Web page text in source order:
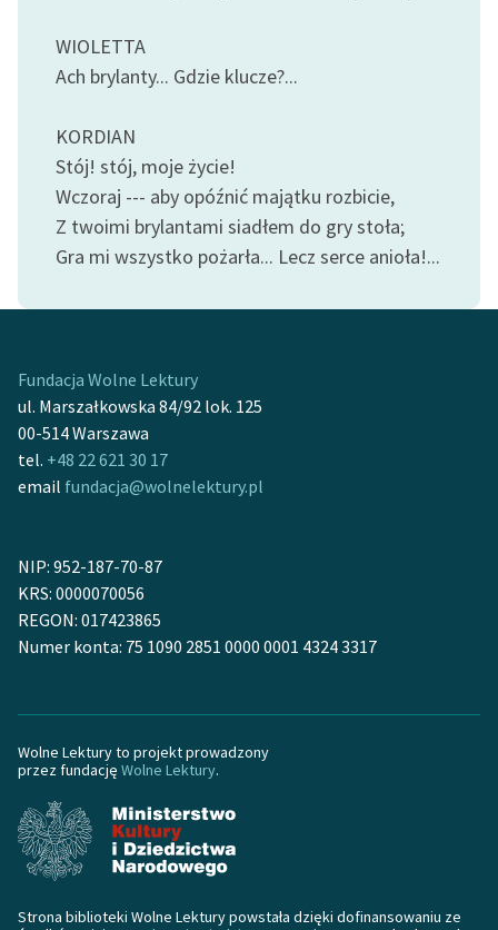
WIOLETTA
Ach brylanty... Gdzie klucze?...
KORDIAN
Stój! stój, moje życie!
Wczoraj --- aby opóźnić majątku rozbicie,
Z twoimi brylantami siadłem do gry stoła;
Gra mi wszystko pożarła... Lecz serce anioła!...
Fundacja Wolne Lektury
ul. Marszałkowska 84/92 lok. 125
00-514 Warszawa
tel. +48 22 621 30 17
email fundacja@wolnelektury.pl
NIP: 952-187-70-87
KRS: 0000070056
REGON: 017423865
Numer konta: 75 1090 2851 0000 0001 4324 3317
Wolne Lektury to projekt prowadzony
przez fundację Wolne Lektury.
Strona biblioteki Wolne Lektury powstała dzięki dofinansowaniu ze